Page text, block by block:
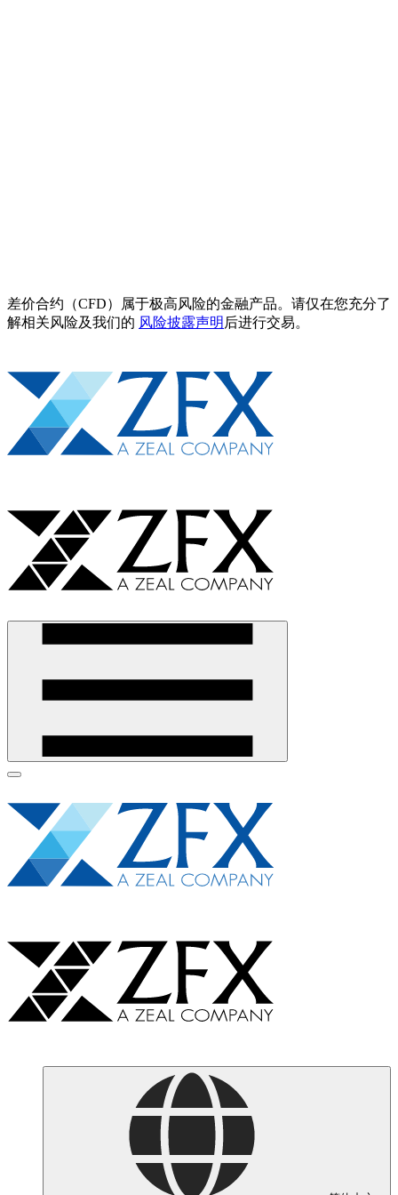
差价合约（CFD）属于极高风险的金融产品。请仅在您充分了
解相关风险及我们的 风险披露声明 后进行交易。